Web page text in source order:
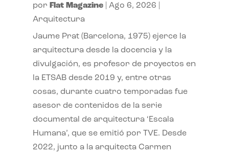
por Flat Magazine| Ago 6, 2026
Arquitectura
Jaume Prat (Barcelona, 1975) ejerce la
arquitectura desde la docencia y la
divulgación, es profesor de proyectos en
la ETSAB desde 2019 y, entre otras
cosas, durante cuatro temporadas fue
asesor de contenidos de la serie
documental de arquitectura ‘Escala
Humana’, que se emitió por TVE. Desde
2022, junto a la arquitecta Carmen